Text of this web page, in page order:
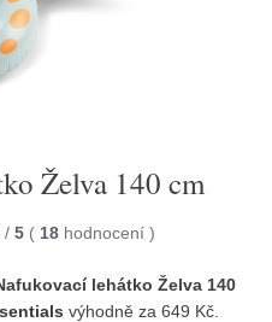
Želva 140 cm
/ 5 ( 18 hodnocení )
lehátko Želva 140
výhodně za 649 Kč.